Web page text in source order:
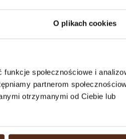
O plikach cookies
społecznościowe i
partnerom
otrzymanymi od Ciebie lub
wszystkie produkty